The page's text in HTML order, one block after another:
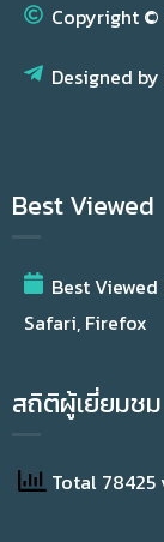
Copyright ©
Designed by
Best Viewed
Best
Safari, Firefox
สถิติผู้เยี่ยมชม
Total 78425